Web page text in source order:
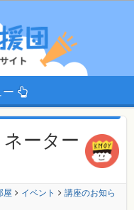
ー
ーター
屋 イベント
講座のお知ら